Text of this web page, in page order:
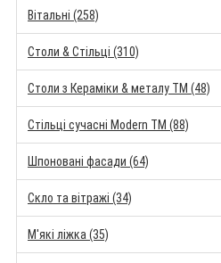
Вітальні (258)
Столи & Стільці (310)
Столи з Кераміки & металу TM (48)
Стільці сучасні Modern TM (88)
Шпоновані фасади (64)
Скло та вітражі (34)
М'які ліжка (35)